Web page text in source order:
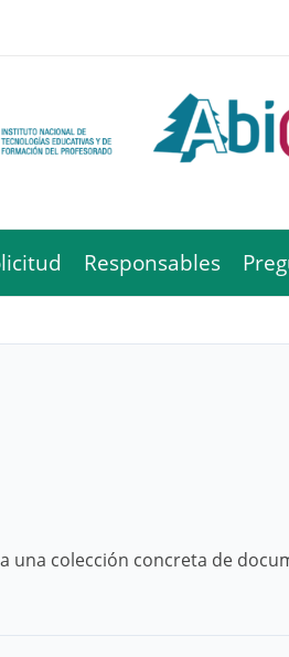
Responsables
colección concreta de